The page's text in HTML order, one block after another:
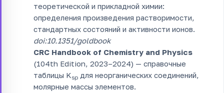
теоретической и прикладной химии:
определения произведения растворимости,
стандартных состояний и активности ионов.
doi:10.1351/goldbook
CRC Handbook of Chemistry and Physics
(104th Edition, 2023–2024) — справочные
таблицы Ksp для неорганических соединений,
молярные массы элементов.